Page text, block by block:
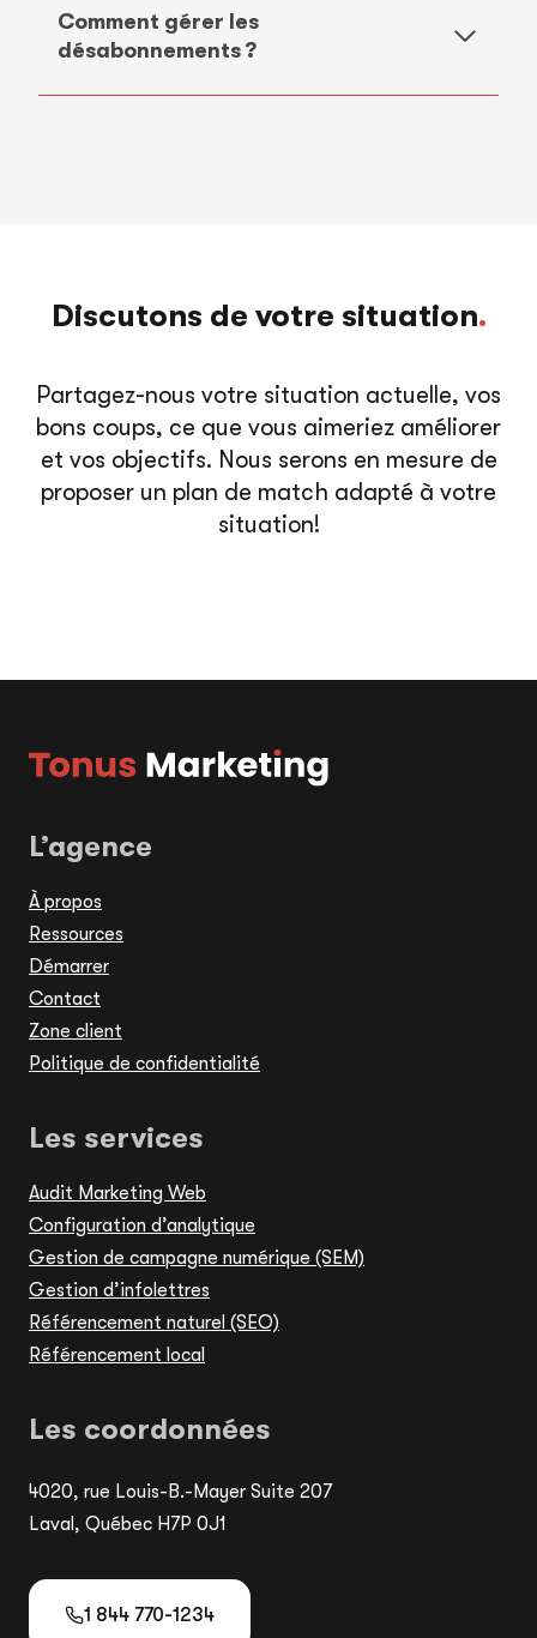
Comment gérer les
désabonnements ?
Discutons de votre situation.
Partagez-nous votre situation actuelle, vos
bons coups, ce que vous aimeriez améliorer
et vos objectifs. Nous serons en mesure de
proposer un plan de match adapté à votre
situation!
L’agence
À propos
Ressources
Démarrer
Contact
Zone client
Politique de confidentialité
Les services
Audit Marketing Web
Configuration d’analytique
Gestion de campagne numérique (SEM)
Gestion d’infolettres
Référencement naturel (SEO)
Référencement local
Les coordonnées
4020, rue Louis-B.-Mayer Suite 207
Laval, Québec H7P 0J1
1 844 770-1234